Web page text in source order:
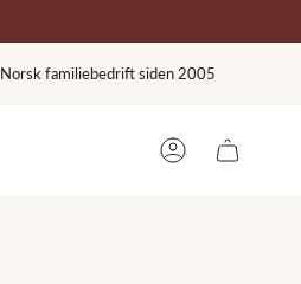
Norsk familiebedrift siden 2005
BRUKER